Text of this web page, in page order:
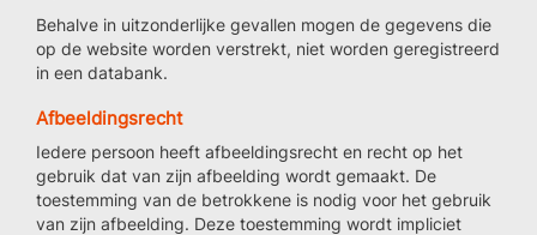
Behalve in uitzonderlijke gevallen mogen de gegevens die
op de website worden verstrekt, niet worden geregistreerd
in een databank.
Afbeeldingsrecht
Iedere persoon heeft afbeeldingsrecht en recht op het
gebruik dat van zijn afbeelding wordt gemaakt. De
toestemming van de betrokkene is nodig voor het gebruik
van zijn afbeelding. Deze toestemming wordt impliciet